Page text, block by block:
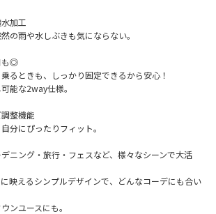
加工
の雨や水しぶきも気にならない。
も◎
るときも、しっかり固定できるから安心！
能な2way仕様。
整機能
分にぴったりフィット。
ニング・旅行・フェスなど、様々なシーンで大活
映えるシンプルデザインで、どんなコーデにも合い
ンユースにも。